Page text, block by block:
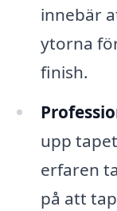
innebär
ytorna
finish.
upp
erfaren
på att